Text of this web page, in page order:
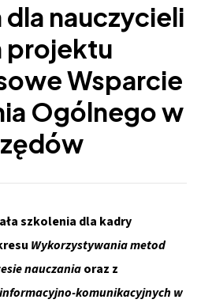
dla nauczycieli
projektu
Wsparcie
Ogólnego w
szkolenia dla kadry
Wykorzystywania metod
nauczaniaoraz z
komunikacyjnych w